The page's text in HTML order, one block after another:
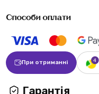
Способи оплати
При отриманні
Гарантія